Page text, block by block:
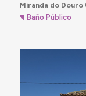
Miranda do Douro
Baño Público